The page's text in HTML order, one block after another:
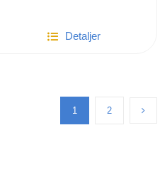
Detaljer
1 2